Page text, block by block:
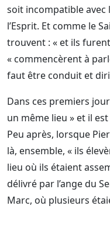
soit incompatible avec
l’Esprit. Et comme le
trouvent : « et ils furent
« commencèrent à
faut être conduit et
Dans ces premiers
un même lieu » et il
Peu après, lorsque
là, ensemble, « ils
lieu où ils étaient
délivré par l’ange du
Marc, où plusieurs